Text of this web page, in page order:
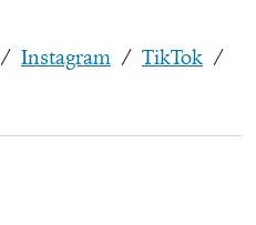
/ Instagram / TikTok /